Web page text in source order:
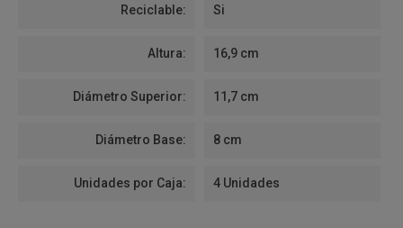
Reciclable: Si
Altura: 16,9 cm
Diámetro Superior: 11,7 cm
Diámetro Base: 8 cm
Unidades por Caja: 4 Unidades